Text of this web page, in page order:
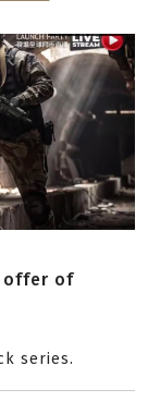
offer of
series.